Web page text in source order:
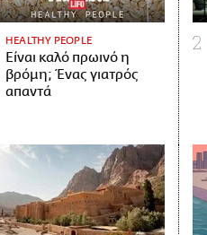
HEALTHY PEOPLE
Είναι καλό πρωινό η
βρόμη; Ένας γιατρός
απαντά